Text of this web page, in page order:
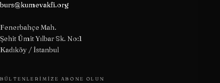
burs@kumevakfi.org
Fenerbahçe Mah.
Şehit Ümit Yılbar Sk. No:1
Kadıköy / İstanbul
BÜLTENLERIMIZE ABONE OLUN